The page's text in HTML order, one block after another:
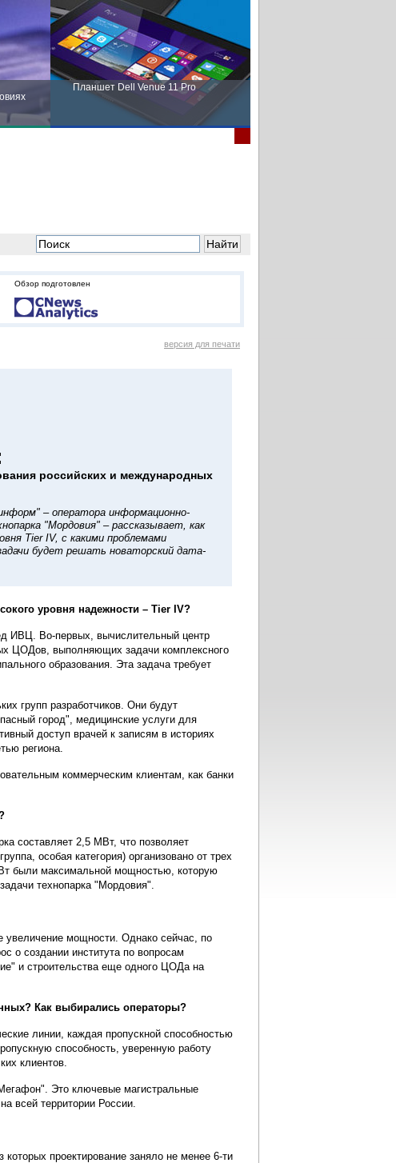
Планшет Dell Venue 11 Pro
Обзор подготовлен
версия для печати
российских и международных
– оператора информационно-
"Мордовия" – рассказывает, как
Tier IV, с какими проблемами
будет решать новаторский дата-
уровня надежности – Tier IV?
ИВЦ. Во-первых, вычислительный центр
ЦОДов, выполняющих задачи комплексного
образования. Эта задача требует
групп разработчиков. Они будут
город", медицинские услуги для
доступ врачей к записям в историях
региона.
коммерческим клиентам, как банки
составляет 2,5 МВт, что позволяет
особая категория) организовано от трех
были максимальной мощностью, которую
технопарка "Мордовия".
увеличение мощности. Однако сейчас, по
о создании института по вопросам
и строительства еще одного ЦОДа на
Как выбирались операторы?
линии, каждая пропускной способностью
способность, уверенную работу
клиентов.
Это ключевые магистральные
всей территории России.
проектирование заняло не менее 6-ти